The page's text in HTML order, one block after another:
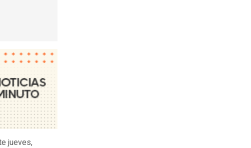
jueves,